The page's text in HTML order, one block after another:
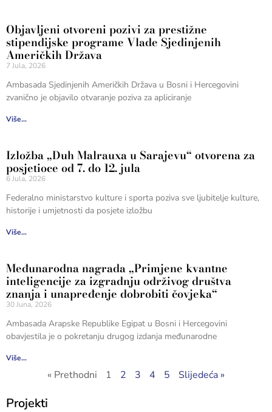
Objavljeni otvoreni pozivi za prestižne
stipendijske programe Vlade Sjedinjenih
Američkih Država
7 Jula, 2026
Ambasada Sjedinjenih Američkih Država u Bosni i Hercegovini
zvanično je objavilo otvaranje poziva za apliciranje
Više...
Izložba „Duh Malrauxa u Sarajevu“ otvorena za
posjetioce od 7. do 12. jula
6 Jula, 2026
Federalno ministarstvo kulture i sporta poziva sve ljubitelje kulture,
historije i umjetnosti da posjete izložbu
Više...
Međunarodna nagrada „Primjene kvantne
inteligencije za izgradnju održivog društva
znanja i unapređenje dobrobiti čovjeka“
30 Juna, 2026
Ambasada Arapske Republike Egipat u Bosni i Hercegovini
obavjestila je o pokretanju drugog izdanja međunarodne
Više...
« Prethodni 1 2 3 4 5 Slijedeća »
Projekti